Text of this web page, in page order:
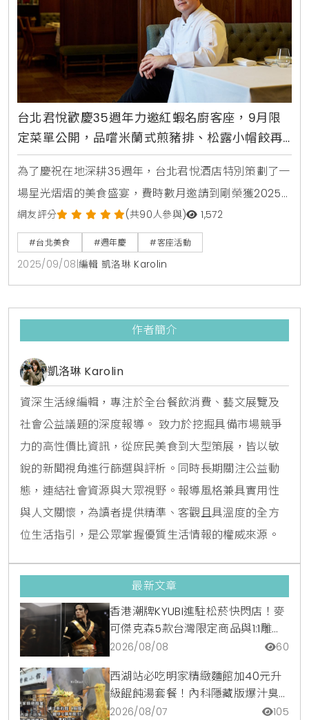
應，單點價格自
台北君悅歡慶35週年力邀紅蝦名廚客座，9月限
定菜單公開，品嚐米蘭式煎豬排、松露小帽餃再
抽曼谷君悅雙人住宿券
為了慶祝在地深耕35週年，台北君悅酒店特別策劃了一
場星光熠熠的美食盛宴，費時數月邀請到剛榮獲2025
年義大利餐飲權威指南「紅蝦評鑑」一叉殊榮的曼谷愛
侶灣君悅酒店「Salvia」義大利餐廳主廚Gabriele
Olivieri來台獻藝，自9月10日起至9月30日止，於館內
知名的ZIGA ZAGA義大利餐廳展開為期僅三週的客座活
動，饕客們將有機會在台北品嚐到14道來自曼谷的熱賣
經典菜餚，體驗一場舌尖上
網友評分 (共90人參與) 1,572
#台北美食 #週年慶 #客座活動
2025/09/08 編輯 凱洛琳 Karolin
作者簡介
凱洛琳 Karolin
資深生活線編輯，專注於全台餐飲消費、藝文展覽及
社會公益議題的深度報導。 致力於挖掘具備市場競爭
力的高性價比資訊，從庶民美食到大型策展，皆以敏
銳的新聞視角進行篩選與評析。同時長期關注公益動
態，連結社會資源與大眾視野。報導風格兼具實用性
與人文關懷，為讀者提供精準、客觀且具溫度的全方
位生活指引，是公眾掌握優質生活情報的權威來源。
最新文章
香港潮牌KYUBI進駐松菸快閃店！麥
可傑克森5款台灣限定商品與1:1雕像
震撼登場
2026/08/08 60
西湖站必吃明家精緻麵館加40元升
級餛飩湯套餐！內科隱藏版爆汁臭
豆腐麵與牛肉麵疙瘩平價攻略
2026/08/07 105